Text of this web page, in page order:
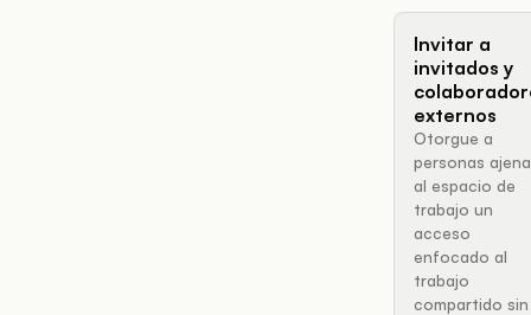
Invitar a
invitados y
externos
Otorgue a
personas
al espacio de
trabajo un
acceso
enfocado al
trabajo
compartido sin